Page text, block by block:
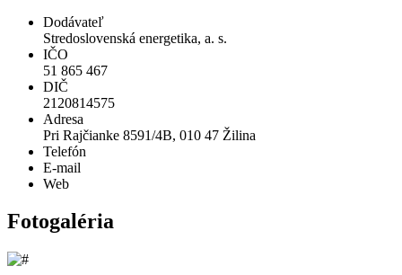
Dodávateľ
Stredoslovenská energetika, a. s.
IČO
51 865 467
DIČ
2120814575
Adresa
Pri Rajčianke 8591/4B, 010 47 Žilina
Telefón
E-mail
Web
Fotogaléria